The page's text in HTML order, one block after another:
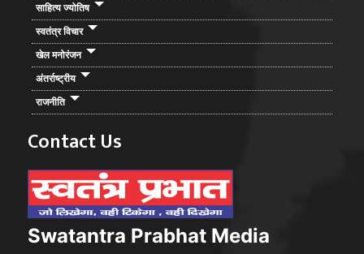
साहित्य ज्योतिष
स्वतंत्र विचार
खेल मनोरंजन
अंतर्राष्ट्रीय
राजनीति
Contact Us
Swatantra Prabhat Media